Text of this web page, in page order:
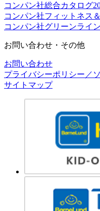
コンパン社総合カタログ
コンパン社フィットネス
コンパン社グリーンライ
お問い合わせ・その他
お問い合わせ
プライバシーポリシー／
サイトマップ